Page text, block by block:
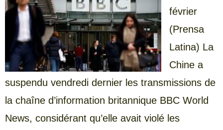
février
(Prensa
Latina) La
Chine a
suspendu vendredi dernier les transmissions de
la chaîne d’information britannique BBC World
News, considérant qu’elle avait violé les